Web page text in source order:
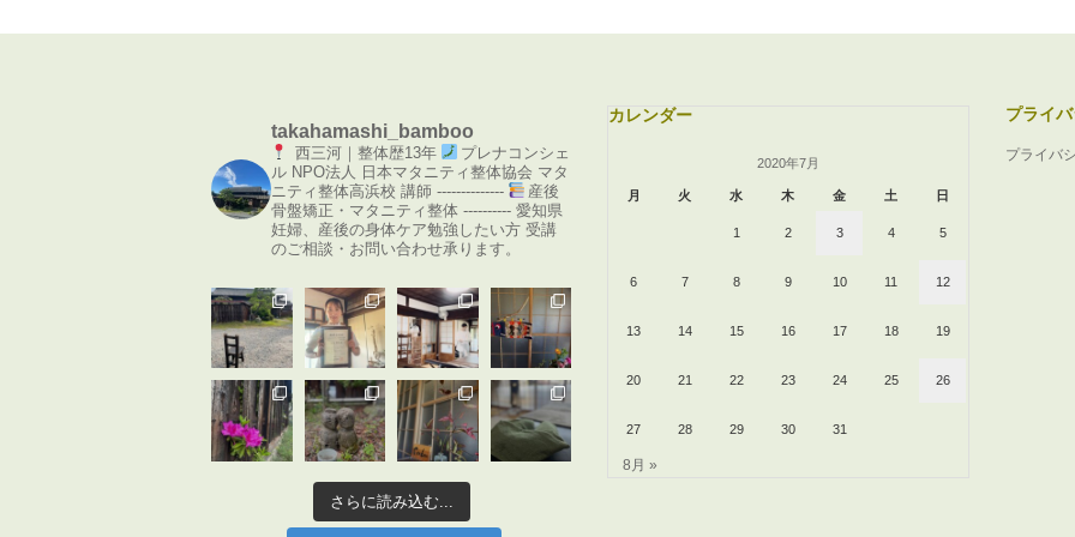
takahamashi_bamboo
西三河｜整体歴13年
プレナコンシェ
ル NPO法人 日本マタニティ整体協会 マタ
ニティ整体高浜校 講師 --------------
産後
骨盤矯正・マタニティ整体 ---------- 愛知県
妊婦、産後の身体ケア勉強したい方 受講
のご相談・お問い合わせ承ります。
さらに読み込む...
カレンダー
2020年7月
月 火 水 木 金 土 日
1 2 3 4 5
6 7 8 9 10 11 12
13 14 15 16 17 18 19
20 21 22 23 24 25 26
27 28 29 30 31
8月 »
プライ
プライバ